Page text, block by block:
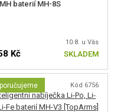
baterií MH-8S
10.8. u Vás
Kč SKLADEM
Kód 6756